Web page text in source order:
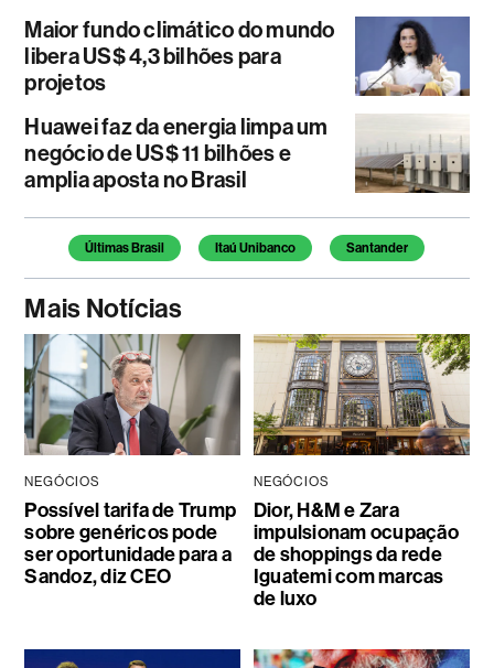
Maior fundo climático do mundo
libera US$ 4,3 bilhões para
projetos
Huawei faz da energia limpa um
negócio de US$ 11 bilhões e
amplia aposta no Brasil
Temas deste artigo
Últimas Brasil Itaú Unibanco Santander
Mais Notícias
NEGÓCIOS
Possível tarifa de Trump
sobre genéricos pode
ser oportunidade para a
Sandoz, diz CEO
NEGÓCIOS
Dior, H&M e Zara
impulsionam ocupação
de shoppings da rede
Iguatemi com marcas
de luxo